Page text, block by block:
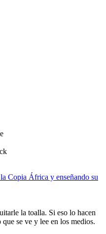
Copia África y enseñando su
la toalla. Si eso lo hacen
se ve y lee en los medios.